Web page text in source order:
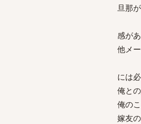
旦那
感が
他メ
には
俺と
俺の
嫁友